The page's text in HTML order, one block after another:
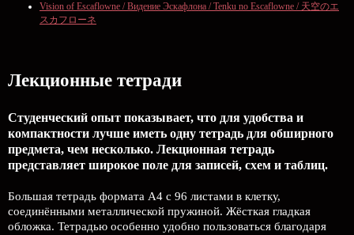
Vision of Escaflowne / Видение Эскафлона / Tenku no Escaflowne / 天空のエ
スカフローネ
Лекционные тетради
Студенческий опыт показывает, что для удобства и
компактности лучше иметь одну тетрадь для обширного
предмета, чем несколько. Лекционная тетрадь
представляет широкое поле для записей, схем и таблиц.
Большая тетрадь формата А4 с 96 листами в клетку,
соединёнными металлической пружиной. Жёсткая гладкая
обложка. Тетрадью особенно удобно пользоваться благодаря